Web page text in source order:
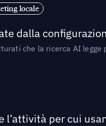
locale
dalla
che la ricerca AI
per cui